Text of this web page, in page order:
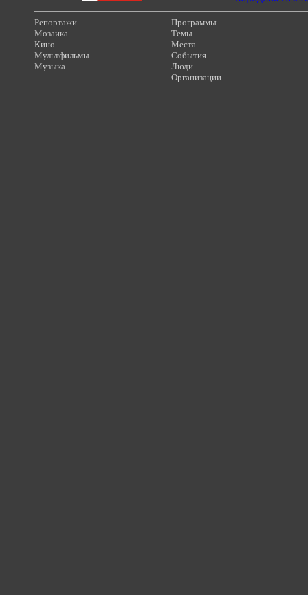
Репортажи
Мозаика
Кино
Мультфильмы
Музыка
Программы
Темы
Места
События
Люди
Организации